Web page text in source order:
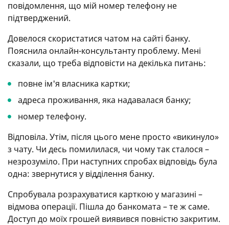
повідомлення, що мій номер телефону не
підтверджений.
Довелося скористатися чатом на сайті банку.
Пояснила онлайн-консультанту проблему. Мені
сказали, що треба відповісти на декілька питань:
повне ім'я власника картки;
адреса проживання, яка надавалася банку;
номер телефону.
Відповіла. Утім, після цього мене просто «викинуло»
з чату. Чи десь помилилася, чи чому так сталося –
незрозуміло. При наступних спробах відповідь була
одна: звернутися у відділення банку.
Спробувала розрахуватися карткою у магазині –
відмова операції. Пішла до банкомата – те ж саме.
Доступ до моїх грошей виявився повністю закритим.